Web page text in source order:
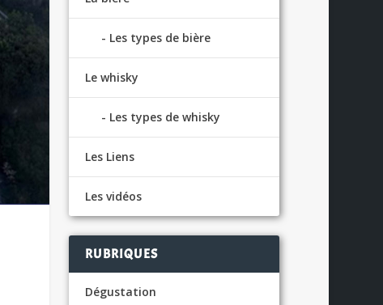
Les types de bière
Le whisky
Les types de whisky
Les Liens
Les vidéos
RUBRIQUES
Dégustation